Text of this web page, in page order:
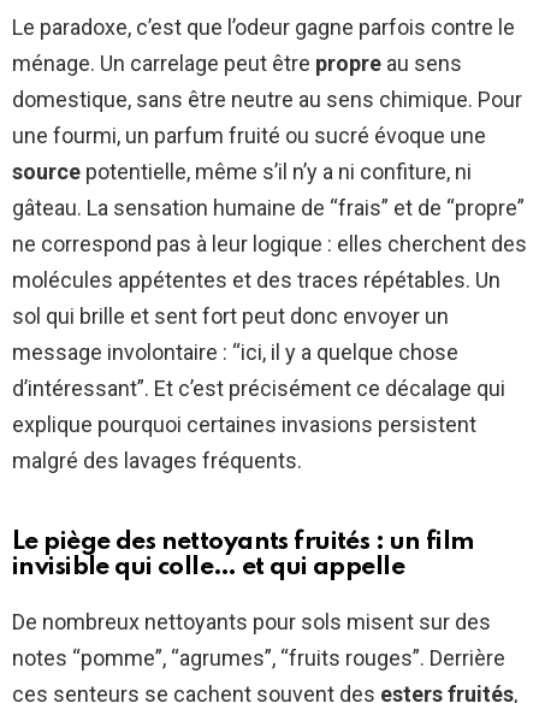
Le paradoxe, c’est que l’odeur gagne parfois contre le
ménage. Un carrelage peut être propre au sens
domestique, sans être neutre au sens chimique. Pour
une fourmi, un parfum fruité ou sucré évoque une
source potentielle, même s’il n’y a ni confiture, ni
gâteau. La sensation humaine de “frais” et de “propre”
ne correspond pas à leur logique : elles cherchent des
molécules appétentes et des traces répétables. Un
sol qui brille et sent fort peut donc envoyer un
message involontaire : “ici, il y a quelque chose
d’intéressant”. Et c’est précisément ce décalage qui
explique pourquoi certaines invasions persistent
malgré des lavages fréquents.
Le piège des nettoyants fruités : un film
invisible qui colle… et qui appelle
De nombreux nettoyants pour sols misent sur des
notes “pomme”, “agrumes”, “fruits rouges”. Derrière
ces senteurs se cachent souvent des esters fruités,